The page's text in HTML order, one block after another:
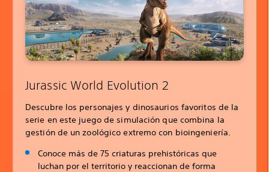
Jurassic World Evolution 2
Descubre los personajes y dinosaurios favoritos de la
serie en este juego de simulación que combina la
gestión de un zoológico extremo con bioingeniería.
Conoce más de 75 criaturas prehistóricas que
luchan por el territorio y reaccionan de forma